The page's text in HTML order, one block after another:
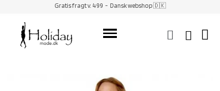
Gratis fragt v. 499 - Dansk webshop 🇩🇰